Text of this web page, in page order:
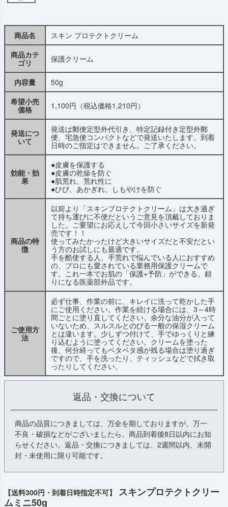
商品名
スキン プロテクトクリーム
商品カテ
ゴリ
保護クリーム
内容量
50g
希望小売
価格
1,100円（税込価格1,210円）
発送につ
いて
発送は郵便定型外代引き、特定記録付き定型外郵
便、宅急便コンパクトなどで発送いたします。到着
日時のご指定はできません。ご了承ください。
効能・効
果
●皮膚を保護する
●皮膚の乾燥を防ぐ
●肌荒れ、荒れ性に
●ひび、あかぎれ、しもやけを防ぐ
商品の特
徴
以前より「スキンプロテクトクリーム」は大き過ぎ
て持ち運びに不便だというご意見を頂戴しておりま
した。ご要望にお応えして今回小さいサイズを新発
売です！！
使ってみたかったけど大きいサイズだと不安だとい
う方のお試しにも最適です。
手を酷使する人、手荒れで悩んでいる人におすすめ
の、プロにも愛されている業務用保護クリームで
す。これ一本でお肌の「保護+予防」ができる、頼
りになる医薬部外品です。
ご使用方
法
必ず仕事、作業の前に、キレイに洗って乾かした手
にご使用ください。作業を続ける場合には、3～4時
間ごとに塗り直してください。余分な油分が入って
いないため、スルスルとのびる一般の保湿クリーム
とは違います。少しずつ付けて、手でゆっくりと練
り込むように塗ってください。クリームを塗った
後、何分経ってもベタベタ感が残る場合は塗り過ぎ
ですので、手を洗ったり、ティッシュなどで拭き取
ったりしてください。
返品・交換について
商品の品質につきましては、万全を期しておりますが、万一
不良・破損などがございましたら、商品到着後8日以内にお知
らせください。返品・交換につきましては、2週間以内、未開
封・未使用に限り可能です。
【送料300円・到着日時指定不可】
スキンプロテクトクリー
ムミニ50g